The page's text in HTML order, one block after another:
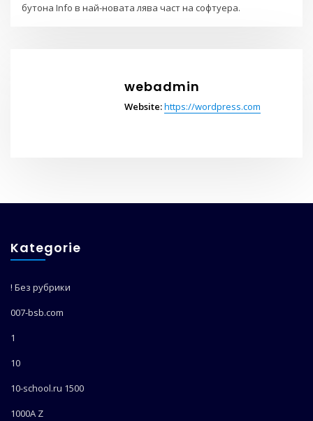
бутона Info в най-новата лява част на софтуера.
webadmin
Website:https://wordpress.com
Kategorie
! Без рубрики
007-bsb.com
1
10
10-school.ru 1500
1000A Z